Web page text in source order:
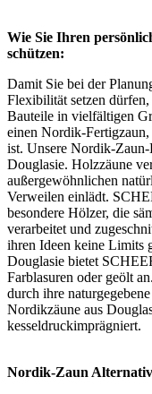
Wie Sie Ihren
schützen:
Damit Sie bei der
Flexibilität setzen
Bauteile in vielfältigen
einen Nordik-Fertigzaun
ist. Unsere Nordik-Zaun-
Douglasie. Holzzäune
außergewöhnlichen
Verweilen einlädt.
besondere Hölzer, die
verarbeitet und
ihren Ideen keine Limits
Douglasie bietet
Farblasuren oder geölt an.
durch ihre
Nordikzäune aus
kesseldruckimprägniert.
Nordik-Zaun